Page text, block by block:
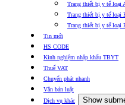
Trang thiết bị y tế loại
Trang thiết bị y tế loại
Trang thiết bị y tế loại
Tin mới
HS CODE
Kinh nghiệm nhập khẩu TBYT
Thuế VAT
Chuyển phát nhanh
Văn bản luật
Dịch vụ khác
Show